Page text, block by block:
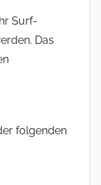
Surf-
Das
folgenden